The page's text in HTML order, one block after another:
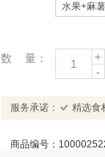
水果+麻薯
数 量：
+
-
服务承诺： 精选食
商品编号：